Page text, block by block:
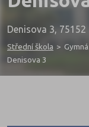
Denisova 3,
Střední škola >
Denisova 3